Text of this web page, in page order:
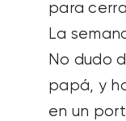
para
La
No dudo
papá, y
en un